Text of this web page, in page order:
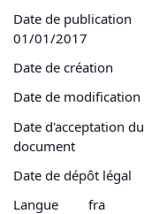
Date de publication
01/01/2017
Date de création
Date de modification
Date d'acceptation du
document
Date de dépôt légal
Langue
fra